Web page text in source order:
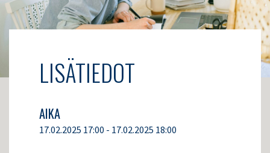
LISÄTIEDOT
AIKA
17.02.2025 17:00 - 17.02.2025 18:00